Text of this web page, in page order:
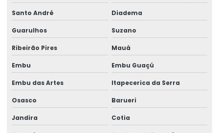
Laudo Técnico Estrutural De Concreto
Laudo técnico pericial de construção civil
Laudos estruturais
Laudos técnicos engenharia
Modelagem de estrutura
Santo André Diadema
Guarulhos Suzano
Ribeirão Pires Mauá
Embu Embu Guaçú
Embu das Artes Itapecerica da Serra
Osasco Barueri
Jandira Cotia